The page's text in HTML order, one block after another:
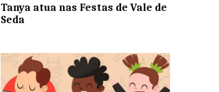
Tanya atua nas Festas de Vale de
Seda